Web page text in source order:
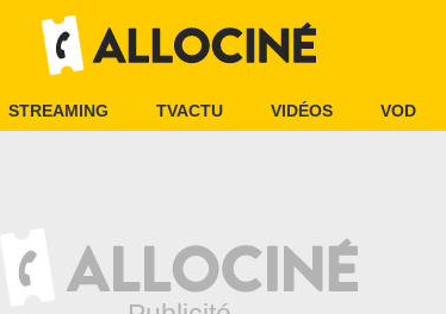
STREAMING TVACTU VIDÉOS VOD